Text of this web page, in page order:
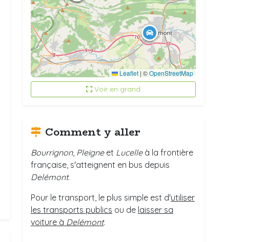
Leaflet | ©OpenStreetMap
Voir en grand
Comment y aller
Bourrignon, Pleigne et Lucelle à la frontière
française, s'atteignent en bus depuis
Delémont.
Pour le transport, le plus simple est d'utiliser
les transports publics ou de laisser sa
voiture à Delémont.